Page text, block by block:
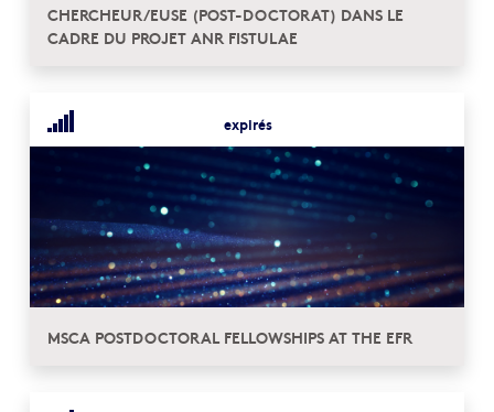
CHERCHEUR/EUSE (POST-DOCTORAT) DANS LE
CADRE DU PROJET ANR FISTULAE
expirés
MSCA POSTDOCTORAL FELLOWSHIPS AT THE EFR